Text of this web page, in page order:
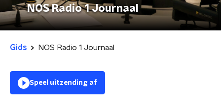
NOS Radio 1 Journaal
Gids NOS Radio 1 Journaal
Speel uitzending af